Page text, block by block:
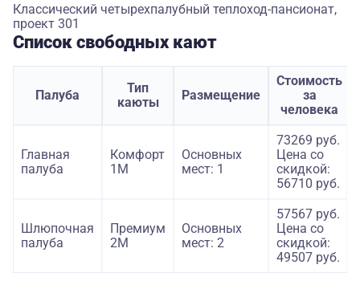
Классический четырехпалубный теплоход-пансионат,
проект 301
Список свободных кают
Палуба
Тип
каюты
Размещение
Стоимость
за
человека
Главная
палуба
Комфорт
1М
Основных
мест: 1
73269 руб.
Цена со
скидкой:
56710 руб.
Шлюпочная
палуба
Премиум
2М
Основных
мест: 2
57567 руб.
Цена со
скидкой:
49507 руб.